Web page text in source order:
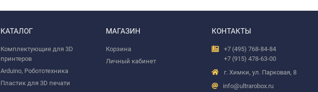
КАТАЛОГ
Комплектующие для 3D
принтеров
Arduino, Робототехника
Пластик для 3D печати
МАГАЗИН
Корзина
Личный кабинет
КОНТАКТЫ
+7 (495) 768-84-84
+7 (915) 478-63-00
г. Химки, ул. Парковая, 8
info@ultrarobox.ru